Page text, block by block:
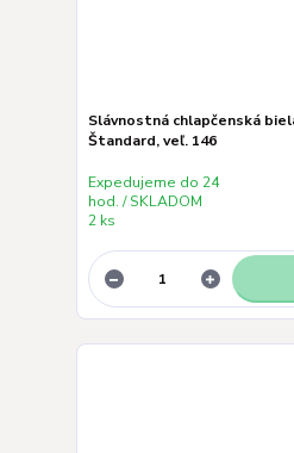
Slávnostná chlapčenská
Štandard, veľ. 146
Expedujeme do 24
hod. / SKLADOM
2 ks